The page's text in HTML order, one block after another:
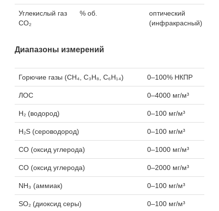
Углекислый газ
СО₂
% об.
оптический
(инфракрасный)
Диапазоны измерений
Горючие газы (CH₄, C₃H₈, C₆H₁₄) 0–100% НКПР
ЛОС 0–4000 мг/м³
Н₂ (водород) 0–100 мг/м³
H₂S (сероводород) 0–100 мг/м³
CO (оксид углерода) 0–1000 мг/м³
CO (оксид углерода) 0–2000 мг/м³
NH₃ (аммиак) 0–100 мг/м³
SO₂ (диоксид серы) 0–100 мг/м³